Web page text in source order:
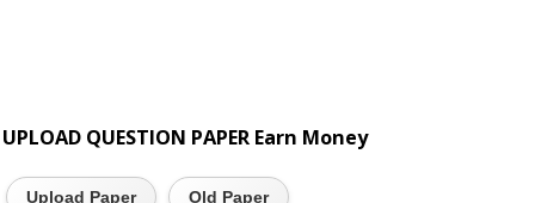
UPLOAD QUESTION PAPER Earn Money
Upload Paper Old Paper